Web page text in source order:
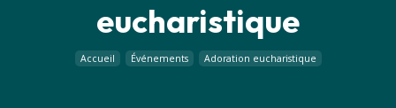
eucharistique
Accueil Événements Adoration eucharistique